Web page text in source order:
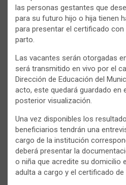
las personas gestantes que
para su futuro hijo o hija tienen
para presentar el certificado
parto.
Las vacantes serán otorgadas
será transmitido en vivo por el
Dirección de Educación del
acto, este quedará guardado en
posterior visualización.
Una vez disponibles los
beneficiarios tendrán una
cargo de la institución
deberá presentar la
o niña que acredite su domicilio
adulta a cargo y el certificado